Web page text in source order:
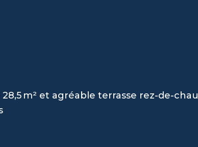
m² et agréable terrasse rez-de-